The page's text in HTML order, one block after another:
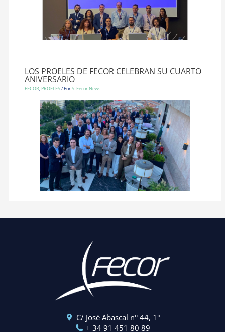
LOS PROELES DE FECOR CELEBRAN SU CUARTO
ANIVERSARIO
FECOR, PROELES/ PorS. Fecor News
C/ José Abascal n° 44, 1°
+ 34 91 451 80 89